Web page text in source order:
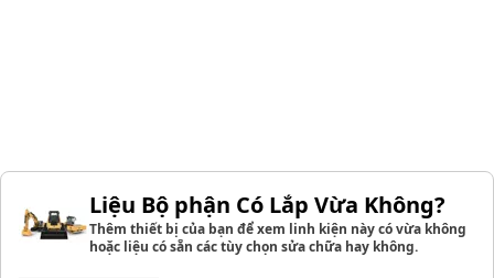
Liệu Bộ phận Có Lắp Vừa Không?
Thêm thiết bị của bạn để xem linh kiện này có vừa không
hoặc liệu có sẵn các tùy chọn sửa chữa hay không.